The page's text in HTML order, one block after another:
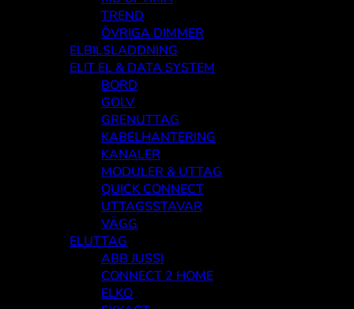
TREND
ÖVRIGA DIMMER
ELBILSLADDNING
ELIT EL & DATA SYSTEM
BORD
GOLV
GRENUTTAG
KABELHANTERING
KANALER
MODULER & UTTAG
QUICK CONNECT
UTTAGSSTAVAR
VÄGG
ELUTTAG
ABB JUSSI
CONNECT 2 HOME
ELKO